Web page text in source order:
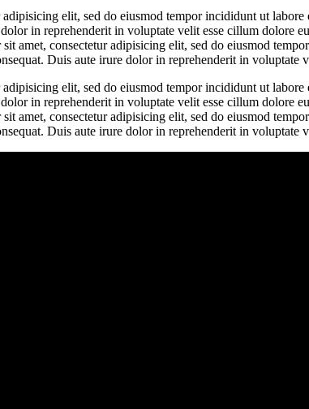
elit, sed do eiusmod tempor incididunt ut
in reprehenderit in voluptate velit esse cillum
amet, consectetur adipisicing elit, sed do eiusmod
Duis aute irure dolor in reprehenderit in voluptate
elit, sed do eiusmod tempor incididunt ut
in reprehenderit in voluptate velit esse cillum
amet, consectetur adipisicing elit, sed do eiusmod
Duis aute irure dolor in reprehenderit in voluptate